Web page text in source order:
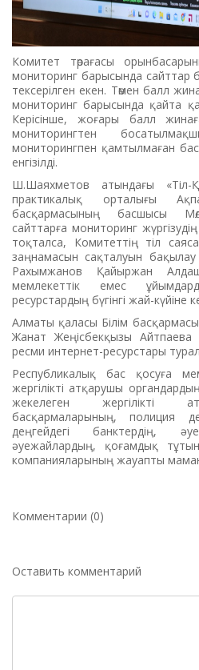
Комитет төрағасы
мониторинг барысында сайттар
тексерілген екен. Төмен балл
мониторинг барысында қайта
Керісінше, жоғары балл
мониторингтен
мониторингпен қамтылмаған
енгізілді.
Ш.Шаяхметов атындағы «Тіл-
практикалық орталығы
басқармасының басшысы
сайттарға мониторинг
тоқталса, Комитеттің тіл
заңнамасын сақталуын
Рахымжанов Қайыржан
мемлекеттік емес
ресурстардың бүгінгі жай-күйіне
Алматы қаласы Білім
Жанат Жеңісбекқызы Айтпаева
ресми интернет-ресурстары
Республикалық бас қосуға
жергілікті атқарушы
жекелеген жергілікті
басқармаларының, полиция
деңгейдегі банктердің,
әуежайлардың, қоғамдық
компанияларының жауапты
Комментарии (0)
Оставить комментарий